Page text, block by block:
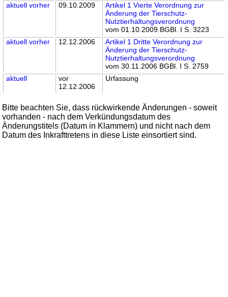
aktuell vorher 09.10.2009
Artikel 1 Vierte Verordnung zur
Änderung der Tierschutz-
Nutztierhaltungsverordnung
vom 01.10.2009 BGBl. I S. 3223
aktuell vorher 12.12.2006
Artikel 1 Dritte Verordnung zur
Änderung der Tierschutz-
Nutztierhaltungsverordnung
vom 30.11.2006 BGBl. I S. 2759
aktuell
vor
12.12.2006
Urfassung
Bitte beachten Sie, dass rückwirkende Änderungen - soweit
vorhanden - nach dem Verkündungsdatum des
Änderungstitels (Datum in Klammern) und nicht nach dem
Datum des Inkrafttretens in diese Liste einsortiert sind.